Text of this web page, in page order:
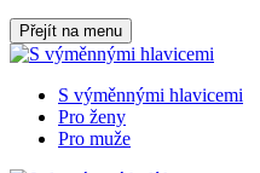
Přejít na menu
S výměnnými hlavicemi
Pro ženy
Pro muže